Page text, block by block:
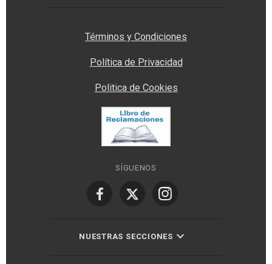
Términos y Condiciones
Política de Privacidad
Politica de Cookies
SÍGUENOS
NUESTRAS SECCIONES